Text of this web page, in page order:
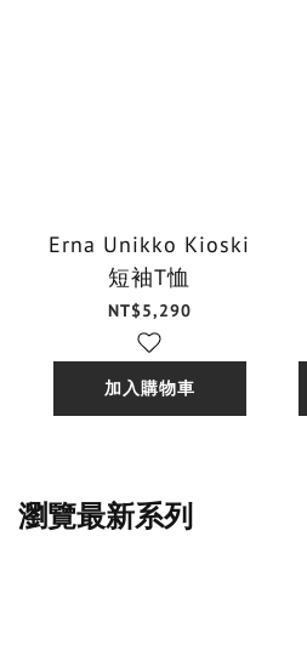
Erna Unikko Kioski
短袖T恤
NT$5,290
加入購物車
瀏覽最新系列